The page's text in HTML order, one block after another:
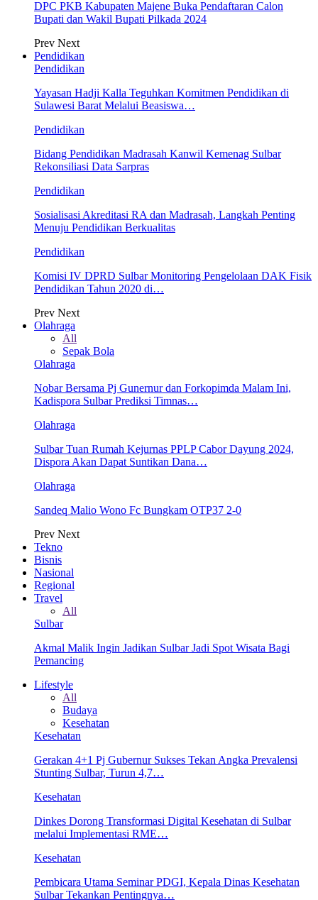
DPC PKB Kabupaten Majene Buka Pendaftaran Calon
Bupati dan Wakil Bupati Pilkada 2024
Prev Next
Pendidikan
Pendidikan
Yayasan Hadji Kalla Teguhkan Komitmen Pendidikan di
Sulawesi Barat Melalui Beasiswa…
Pendidikan
Bidang Pendidikan Madrasah Kanwil Kemenag Sulbar
Rekonsiliasi Data Sarpras
Pendidikan
Sosialisasi Akreditasi RA dan Madrasah, Langkah Penting
Menuju Pendidikan Berkualitas
Pendidikan
Komisi IV DPRD Sulbar Monitoring Pengelolaan DAK Fisik
Pendidikan Tahun 2020 di…
Prev Next
Olahraga
All
Sepak Bola
Olahraga
Nobar Bersama Pj Gunernur dan Forkopimda Malam Ini,
Kadispora Sulbar Prediksi Timnas…
Olahraga
Sulbar Tuan Rumah Kejurnas PPLP Cabor Dayung 2024,
Dispora Akan Dapat Suntikan Dana…
Olahraga
Sandeq Malio Wono Fc Bungkam OTP37 2-0
Prev Next
Tekno
Bisnis
Nasional
Regional
Travel
All
Sulbar
Akmal Malik Ingin Jadikan Sulbar Jadi Spot Wisata Bagi
Pemancing
Lifestyle
All
Budaya
Kesehatan
Kesehatan
Gerakan 4+1 Pj Gubernur Sukses Tekan Angka Prevalensi
Stunting Sulbar, Turun 4,7…
Kesehatan
Dinkes Dorong Transformasi Digital Kesehatan di Sulbar
melalui Implementasi RME…
Kesehatan
Pembicara Utama Seminar PDGI, Kepala Dinas Kesehatan
Sulbar Tekankan Pentingnya…